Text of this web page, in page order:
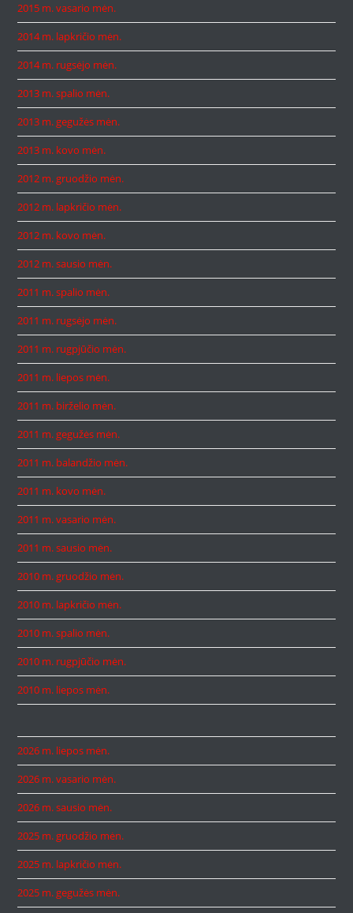
2015 m. vasario mėn.
2014 m. lapkričio mėn.
2014 m. rugsėjo mėn.
2013 m. spalio mėn.
2013 m. gegužės mėn.
2013 m. kovo mėn.
2012 m. gruodžio mėn.
2012 m. lapkričio mėn.
2012 m. kovo mėn.
2012 m. sausio mėn.
2011 m. spalio mėn.
2011 m. rugsėjo mėn.
2011 m. rugpjūčio mėn.
2011 m. liepos mėn.
2011 m. birželio mėn.
2011 m. gegužės mėn.
2011 m. balandžio mėn.
2011 m. kovo mėn.
2011 m. vasario mėn.
2011 m. sausio mėn.
2010 m. gruodžio mėn.
2010 m. lapkričio mėn.
2010 m. spalio mėn.
2010 m. rugpjūčio mėn.
2010 m. liepos mėn.
2026 m. liepos mėn.
2026 m. vasario mėn.
2026 m. sausio mėn.
2025 m. gruodžio mėn.
2025 m. lapkričio mėn.
2025 m. gegužės mėn.